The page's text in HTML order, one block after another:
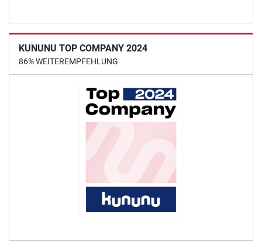
KUNUNU TOP COMPANY 2024
86% WEITEREMPFEHLUNG